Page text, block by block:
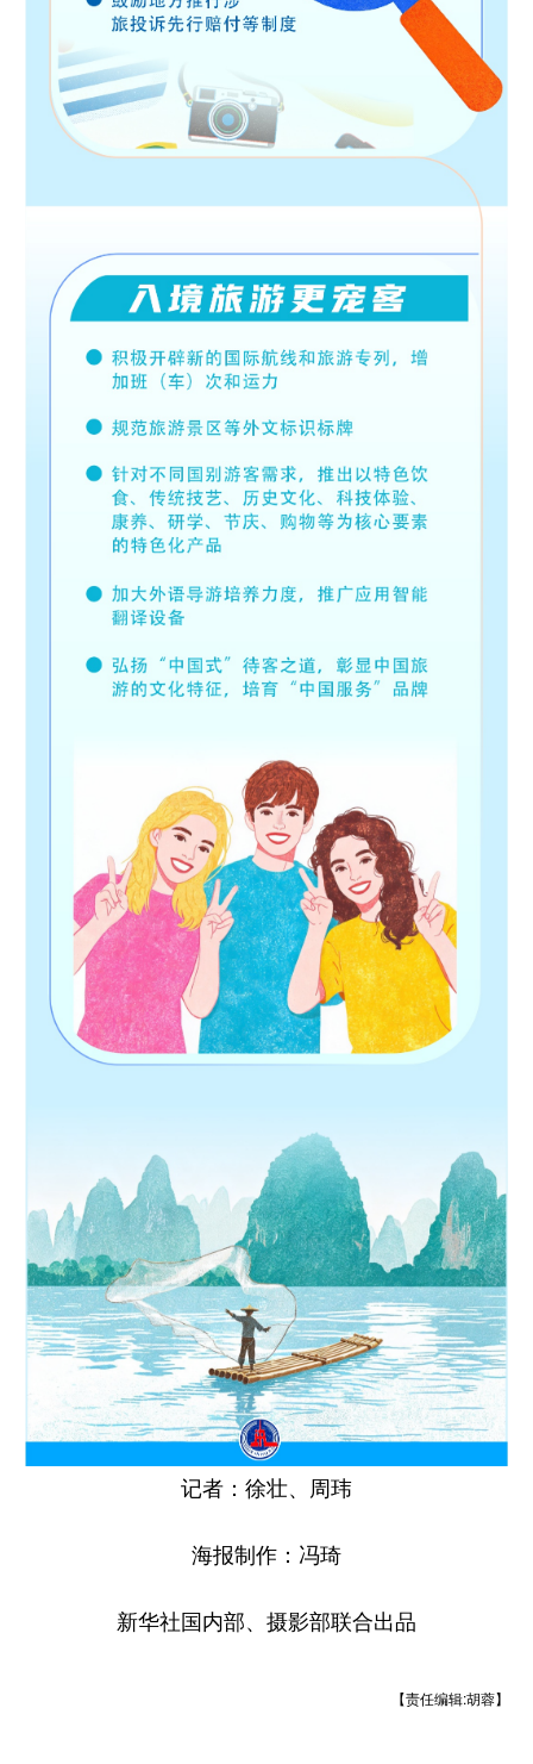
记者：徐壮、周玮
海报制作：冯琦
新华社国内部、摄影部联合出品
【责任编辑:胡蓉】